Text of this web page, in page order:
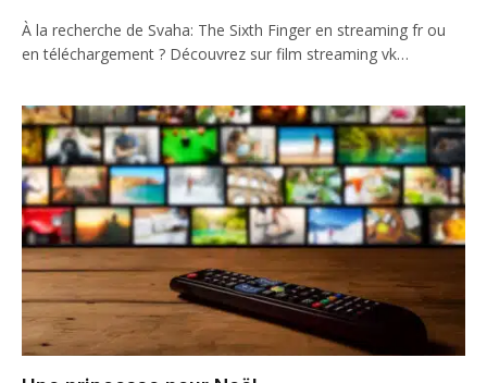
À la recherche de Svaha: The Sixth Finger en streaming fr ou
en téléchargement ? Découvrez sur film streaming vk…